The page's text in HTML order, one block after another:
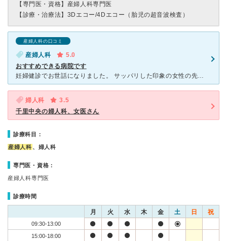
【専門医・資格】 産婦人科専門医
【診療・治療法】 3Dエコー/4Dエコー（胎児の超音波検査）
産婦人科の口コミ
産婦人科
5.0
おすすめできる病院です
妊婦健診でお世話になりました。 サッパリした印象の女性の先生ですが、健診の度に張りや痛みはどうですか？と声をかけて下さり、些細なことでも丁寧に診察・対応して下さいました。 お腹の痛みで電話をし
婦人科
3.5
千里中央の婦人科、女医さん
診療科目：
産婦人科 、婦人科
専門医・資格：
産婦人科専門医
診療時間
月 火 水 木 金 土 日 祝
09:30-13:00
15:00-18:00